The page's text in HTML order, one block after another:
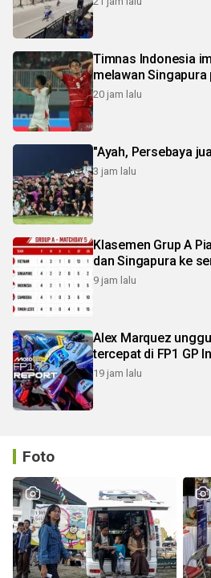
Timnas Indonesia
melawan Singapura
20 jam lalu
"Ayah, Persebaya
3 jam lalu
Klasemen Grup A
dan Singapura ke
9 jam lalu
Alex Marquez
tercepat di FP1 GP
19 jam lalu
Foto